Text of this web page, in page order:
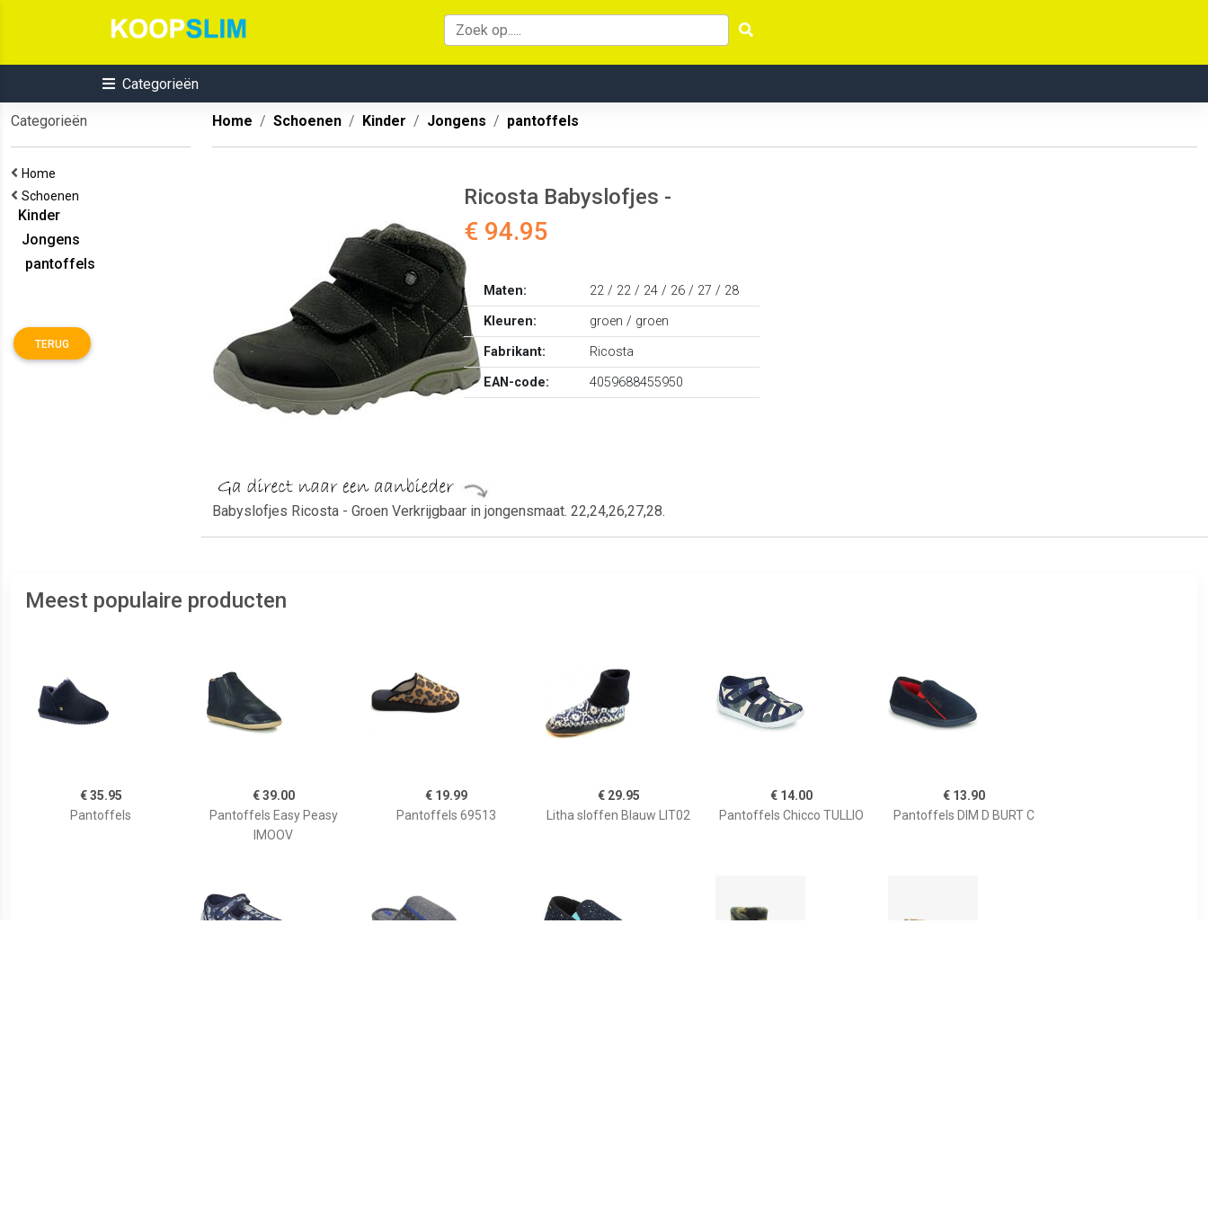
Categorieën
Categorieën
Home
Schoenen
Kinder
Jongens
pantoffels
TERUG
Home Schoenen Kinder Jongens pantoffels
Ricosta Babyslofjes -
€ 94.95
Maten:
22 / 22 / 24 / 26 / 27 / 28
Kleuren:
groen / groen
Fabrikant:
Ricosta
EAN-code:
4059688455950
Babyslofjes Ricosta - Groen Verkrijgbaar in jongensmaat. 22,24,26,27,28.
Meest populaire producten
€ 35.95
Pantoffels
€ 39.00
Pantoffels Easy Peasy
IMOOV
€ 19.99
Pantoffels 69513
€ 29.95
Litha sloffen Blauw LIT02
€ 14.00
Pantoffels Chicco TULLIO
€ 13.90
Pantoffels DIM D BURT C